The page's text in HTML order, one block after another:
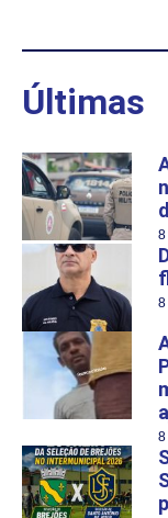
Últimas
8
8
8